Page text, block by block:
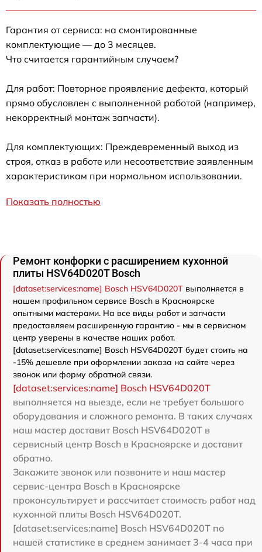
Гарантия от сервиса: на смонтированные
комплектующие — до 3 месяцев.
Что считается гарантийным случаем?
Для работ: Повторное проявление дефекта, который
прямо обусловлен с выполненной работой (например,
некорректный монтаж запчасти).
Для комплектующих: Преждевременный выход из
строя, отказ в работе или несоответствие заявленным
характеристикам при нормальном использовании.
Показать полностью
Ремонт конфорки с расширением кухонной
плиты HSV64D020T Bosch
[dataset:services:name] Bosch HSV64D020T выполняется в
нашем профильном сервисе Bosch в Красноярске
опытными мастерами. На все виды работ и запчасти
предоставляем расширенную гарантию - мы в сервисном
центр уверены в качестве наших работ.
[dataset:services:name] Bosch HSV64D020T будет стоить на
-15% дешевле при оформлении заказа на сайте через
звонок или форму обратной связи.
[dataset:services:name] Bosch HSV64D020T
выполняется на выезде, если не требует большого
оборудования и сложного ремонта. В таких случаях
наш мастер доставит Bosch HSV64D020T в
сервисный центр Bosch в Красноярске и доставит
обратно.
Закажите звонок или позвоните и наш мастер
сервис-центра Bosch в Красноярске
проконсультирует и рассчитает стоимость работ над
кухонной плиты Bosch HSV64D020T.
[dataset:services:name] Bosch HSV64D020T по
нашей статистике в среднем занимает 3-4 часа при